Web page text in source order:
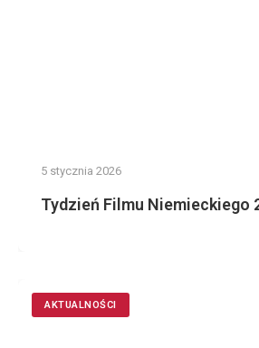
5 stycznia 2026
Tydzień Filmu Niemieckiego
AKTUALNOŚCI